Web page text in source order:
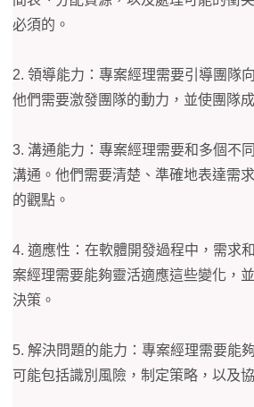
必須的。
2. 領導能力：專案經理需要引導團隊
他們需要激發團隊的動力，並使團隊
3. 溝通能力：專案經理需要和多個不
溝通。他們需要清楚、準確地表達需
的觀點。
4. 適應性：在軟體開發過程中，需求
案經理需要能夠靈活適應這些變化，
決策。
5. 解決問題的能力：專案經理需要能
可能包括識別風險，制定策略，以及